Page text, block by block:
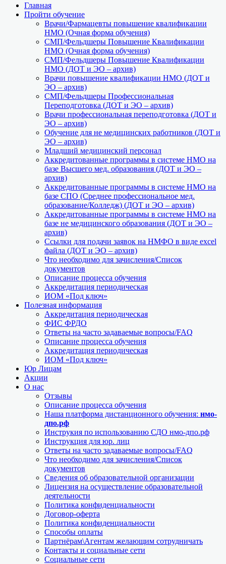
Главная
Пройти обучение
Врачи/Фармацевты повышение квалификации
НМО (Очная форма обучения)
СМП/Фельдшеры Повышение Квалификации
НМО (Очная форма обучения)
СМП/Фельдшеры Повышение Квалификации
НМО (ДОТ и ЭО – архив)
Врачи повышение квалификации НМО (ДОТ и
ЭО – архив)
СМП/Фельдшеры Профессиональная
Переподготовка (ДОТ и ЭО – архив)
Врачи профессиональная переподготовка (ДОТ и
ЭО – архив)
Обучение для не медицинских работников (ДОТ и
ЭО – архив)
Младший медицинский персонал
Аккредитованные программы в системе НМО на
базе Высшего мед. образования (ДОТ и ЭО –
архив)
Аккредитованные программы в системе НМО на
базе СПО (Среднее профессиональное мед.
образование/Колледж) (ДОТ и ЭО – архив)
Аккредитованные программы в системе НМО на
базе не медицинского образования (ДОТ и ЭО –
архив)
Ссылки для подачи заявок на НМФО в виде excel
файла (ДОТ и ЭО – архив)
Что необходимо для зачисления/Список
документов
Описание процесса обучения
Аккредитация периодическая
ИОМ «Под ключ»
Полезная информация
Аккредитация периодическая
ФИС ФРДО
Ответы на часто задаваемые вопросы/FAQ
Описание процесса обучения
Аккредитация периодическая
ИОМ «Под ключ»
Юр Лицам
Акции
О нас
Отзывы
Описание процесса обучения
Наша платформа дистанционного обучения: нмо-
дпо.рф
Инструкия по использованию СДО нмо-дпо.рф
Инструкция для юр. лиц
Ответы на часто задаваемые вопросы/FAQ
Что необходимо для зачисления/Список
документов
Сведения об образовательной организации
Лицензия на осуществление образовательной
деятельности
Политика конфиденциальности
Договор-оферта
Политика конфиденциальности
Способы оплаты
Партнёрам\Агентам желающим сотрудничать
Контакты и социальные сети
Социальные сети